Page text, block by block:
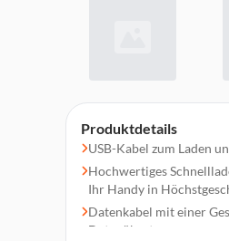
Produktdetails
USB-Kabel zum Laden
Hochwertiges
Ihr Handy in
Datenkabel mit einer
Datenübertragung